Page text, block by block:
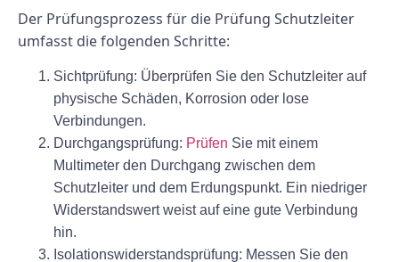
Der Prüfungsprozess für die Prüfung Schutzleiter
umfasst die folgenden Schritte:
Sichtprüfung: Überprüfen Sie den Schutzleiter auf
physische Schäden, Korrosion oder lose
Verbindungen.
Durchgangsprüfung: Prüfen Sie mit einem
Multimeter den Durchgang zwischen dem
Schutzleiter und dem Erdungspunkt. Ein niedriger
Widerstandswert weist auf eine gute Verbindung
hin.
Isolationswiderstandsprüfung: Messen Sie den